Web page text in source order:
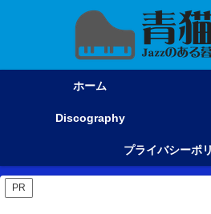
ホーム
Discography
プライバシーポ
PR